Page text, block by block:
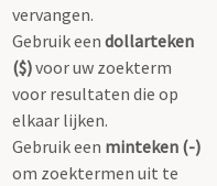
vervangen.
Gebruik een dollarteken
($)voor uw zoekterm
voor resultaten die op
elkaar lijken.
Gebruik een minteken (-)
om zoektermen uit te